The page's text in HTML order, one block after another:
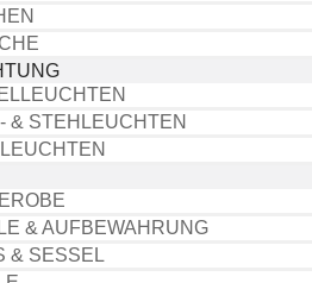
& STEHLEUCHTEN
& AUFBEWAHRUNG
& SESSEL